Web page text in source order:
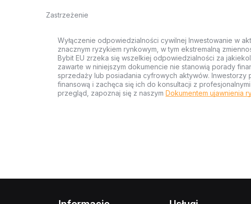
Zastrzeżenie
Wyłączenie odpowiedzialności cywilnej Inwestowanie w
znacznym ryzykiem rynkowym, w tym ekstremalną
Bybit EU zrzeka się wszelkiej odpowiedzialności za
zawarte w niniejszym dokumencie nie stanowią porady
sprzedaży lub posiadania cyfrowych aktywów. Inwestorzy
finansową i zachęca się ich do konsultacji z
przegląd, zapoznaj się z naszym Dokumentem ujawnienia